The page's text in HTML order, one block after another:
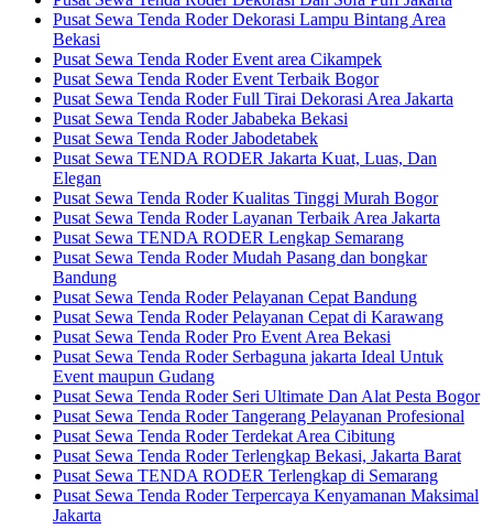
Pusat Sewa Tenda Roder Dekorasi Lampu Bintang Area
Bekasi
Pusat Sewa Tenda Roder Event area Cikampek
Pusat Sewa Tenda Roder Event Terbaik Bogor
Pusat Sewa Tenda Roder Full Tirai Dekorasi Area Jakarta
Pusat Sewa Tenda Roder Jababeka Bekasi
Pusat Sewa Tenda Roder Jabodetabek
Pusat Sewa TENDA RODER Jakarta Kuat, Luas, Dan
Elegan
Pusat Sewa Tenda Roder Kualitas Tinggi Murah Bogor
Pusat Sewa Tenda Roder Layanan Terbaik Area Jakarta
Pusat Sewa TENDA RODER Lengkap Semarang
Pusat Sewa Tenda Roder Mudah Pasang dan bongkar
Bandung
Pusat Sewa Tenda Roder Pelayanan Cepat Bandung
Pusat Sewa Tenda Roder Pelayanan Cepat di Karawang
Pusat Sewa Tenda Roder Pro Event Area Bekasi
Pusat Sewa Tenda Roder Serbaguna jakarta Ideal Untuk
Event maupun Gudang
Pusat Sewa Tenda Roder Seri Ultimate Dan Alat Pesta Bogor
Pusat Sewa Tenda Roder Tangerang Pelayanan Profesional
Pusat Sewa Tenda Roder Terdekat Area Cibitung
Pusat Sewa Tenda Roder Terlengkap Bekasi, Jakarta Barat
Pusat Sewa TENDA RODER Terlengkap di Semarang
Pusat Sewa Tenda Roder Terpercaya Kenyamanan Maksimal
Jakarta